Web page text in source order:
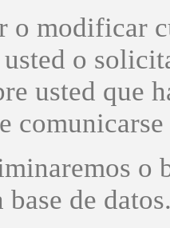
o modificar
usted o
usted que
o
base de